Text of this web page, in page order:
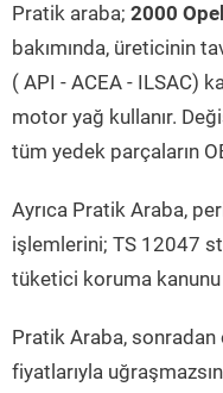
Pratik araba; 2000
bakımında, üreticinin
( API - ACEA - ILSAC)
motor yağ kullanır.
tüm yedek parçaların
Ayrıca Pratik Araba,
işlemlerini; TS 12047
tüketici koruma
Pratik Araba, sonradan
fiyatlarıyla